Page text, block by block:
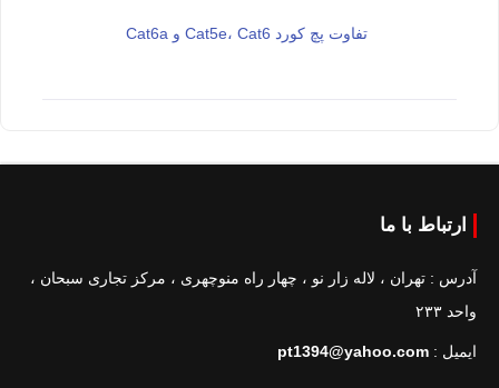
تفاوت پچ کورد Cat5e، Cat6 و Cat6a
ارتباط با ما
آدرس : تهران ، لاله زار نو ، چهار راه منوچهری ، مرکز تجاری سبحان ،
واحد ۲۳۳
ایمیل : pt1394@yahoo.com